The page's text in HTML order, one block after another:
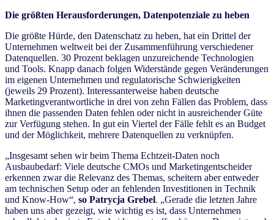
Die größten Herausforderungen, Datenpotenziale zu heben
Die größte Hürde, den Datenschatz zu heben, hat ein Drittel der
Unternehmen weltweit bei der Zusammenführung verschiedener
Datenquellen. 30 Prozent beklagen unzureichende Technologien
und Tools. Knapp danach folgen Widerstände gegen Veränderungen
im eigenen Unternehmen und regulatorische Schwierigkeiten
(jeweils 29 Prozent). Interessanterweise haben deutsche
Marketingverantwortliche in drei von zehn Fällen das Problem, dass
ihnen die passenden Daten fehlen oder nicht in ausreichender Güte
zur Verfügung stehen. In gut ein Viertel der Fälle fehlt es an Budget
und der Möglichkeit, mehrere Datenquellen zu verknüpfen.
„Insgesamt sehen wir beim Thema Echtzeit-Daten noch
Ausbaubedarf: Viele deutsche CMOs und Marketingentscheider
erkennen zwar die Relevanz des Themas, scheitern aber entweder
am technischen Setup oder an fehlenden Investitionen in Technik
und Know-How“, so Patrycja Grebel. „Gerade die letzten Jahre
haben uns aber gezeigt, wie wichtig es ist, dass Unternehmen